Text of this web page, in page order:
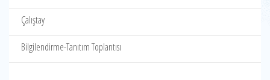
Çalıştay
Bilgilendirme-Tanıtım Toplantısı